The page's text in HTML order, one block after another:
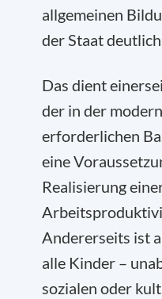
allgemeinen
der Staat
Das dient
der in der
erforderlichen
eine
Realisierung
Andererseits ist
alle Kinder –
sozialen oder